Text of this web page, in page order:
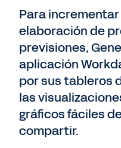
Para
elaboración de
previsiones,
aplicación
por sus tableros
las
gráficos fáciles
compartir.